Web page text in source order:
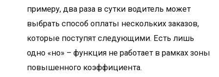
примеру, два раза в сутки водитель может
выбрать способ оплаты нескольких заказов,
которые поступят следующими. Есть лишь
одно «но» – функция не работает в рамках зоны
повышенного коэффициента.